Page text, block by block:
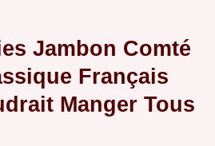
Jambon Comté
Français
Manger Tous